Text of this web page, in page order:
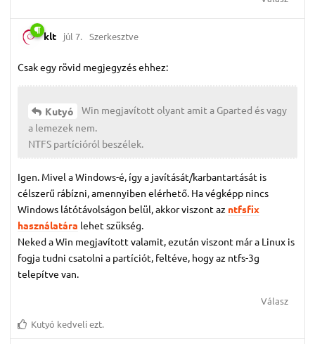
klt júl 7. Szerkesztve
Csak egy rövid megjegyzés ehhez:
Kutyó
Win megjavított olyant amit a Gparted és vagy
a lemezek nem.
NTFS partícióról beszélek.
Igen. Mivel a Windows-é, így a javítását/karbantartását is
célszerű rábízni, amennyiben elérhető. Ha végképp nincs
Windows látótávolságon belül, akkor viszont az ntfsfix
használatára lehet szükség.
Neked a Win megjavított valamit, ezután viszont már a Linux is
fogja tudni csatolni a partíciót, feltéve, hogy az ntfs-3g
telepítve van.
Válasz
Kutyó kedveli ezt.